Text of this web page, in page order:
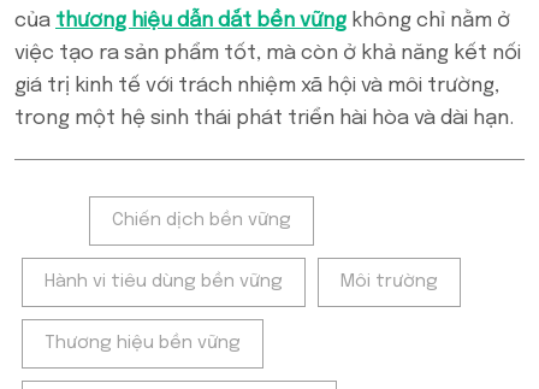
của thương hiệu dẫn dắt bền vững không chỉ nằm ở
việc tạo ra sản phẩm tốt, mà còn ở khả năng kết nối
giá trị kinh tế với trách nhiệm xã hội và môi trường,
trong một hệ sinh thái phát triển hài hòa và dài hạn.
Chiến dịch bền vững
Hành vi tiêu dùng bền vững Môi trường
Thương hiệu bền vững